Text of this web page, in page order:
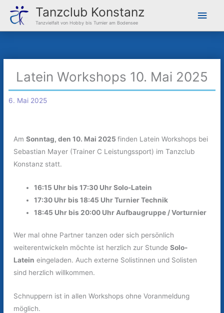
Inhalt
springen
Tanzclub Konstanz
Tanzvielfalt von Hobby bis Turnier am Bodensee
Latein Workshops 10. Mai 2025
6. Mai 2025
AmSonntag, den 10. Mai 2025finden Latein Workshops bei
Sebastian Mayer (Trainer C Leistungssport) im Tanzclub
Konstanz statt.
16:15 Uhr bis 17:30 Uhr Solo-Latein
17:30 Uhr bis 18:45 Uhr Turnier Technik
18:45 Uhr bis 20:00 Uhr Aufbaugruppe / Vorturnier
Wer mal ohne Partner tanzen oder sich persönlich
weiterentwickeln möchte ist herzlich zur StundeSolo-
Latein eingeladen. Auch externe Solistinnen und Solisten
sind herzlich willkommen.
Schnuppern ist in allen Workshops ohne Voranmeldung
möglich.